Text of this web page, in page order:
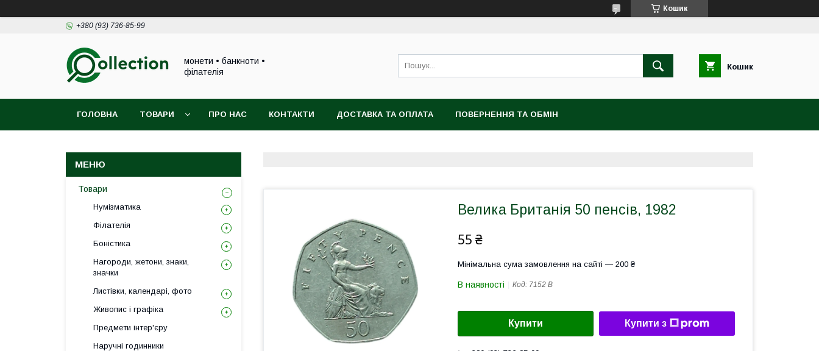
Кошик
+380 (93) 736-85-99
монети • банкноти •
філателія
Кошик
ГОЛОВНА ТОВАРИ ПРО НАС КОНТАКТИ ДОСТАВКА ТА ОПЛАТА ПОВЕРНЕННЯ ТА ОБМІН
Велика Британія 50 пенсів, 1982
55 ₴
Мінімальна сума замовлення на сайті — 200 ₴
В наявності Код: 7152 B
Купити Купити з
Товари
Нумізматика
Філателія
Боністика
Нагороди, жетони, знаки,
значки
Листівки, календарі, фото
Живопис і графіка
Предмети інтер'єру
Наручні годинники